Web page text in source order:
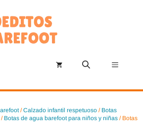
Menú
/Calzado infantil respetuoso / Botas
/ Botas de agua barefoot para niños y niñas / Botas